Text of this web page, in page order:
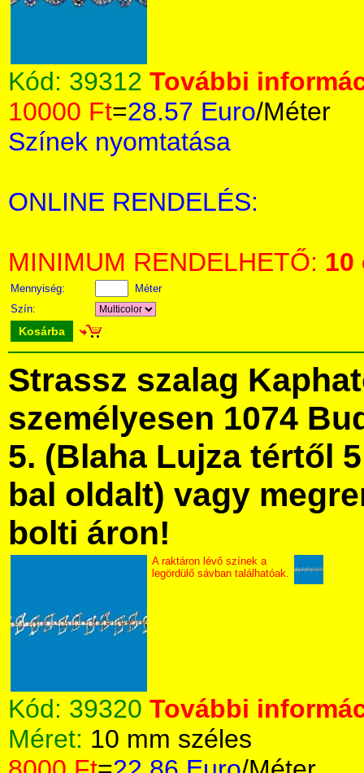
Kód: 39312 További
10000 Ft=28.57 Euro/Méter
Színek nyomtatása
ONLINE RENDELÉS:
MINIMUM RENDELHETŐ: 10
Mennyiség:
Méter
Szín:
Kosárba
Strassz szalag
személyesen 1074
5. (Blaha Lujza tértől
bal oldalt) vagy
bolti áron!
A raktáron lévő színek a
legördülő sávban találhatóak.
Kód: 39320 További
Méret: 10 mm széles